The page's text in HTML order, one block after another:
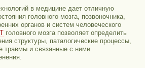
в медицине дает отличную
головного мозга, позвоночника,
органов и систем человеческого
головного мозга позволяет определить
структуры, паталогические процессы,
травмы и связанные с ними